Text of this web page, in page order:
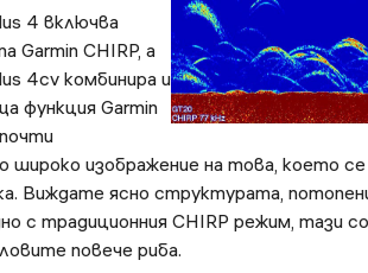
4 включва
Garmin CHIRP, а
4cv комбинира и
функция Garmin
широко изображение на това, което се
Виждате ясно структурата,
с традиционния CHIRP режим, тази
повече риба.